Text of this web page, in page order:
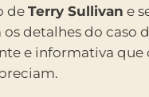
deTerry Sullivan e
os detalhes do caso
e informativa que